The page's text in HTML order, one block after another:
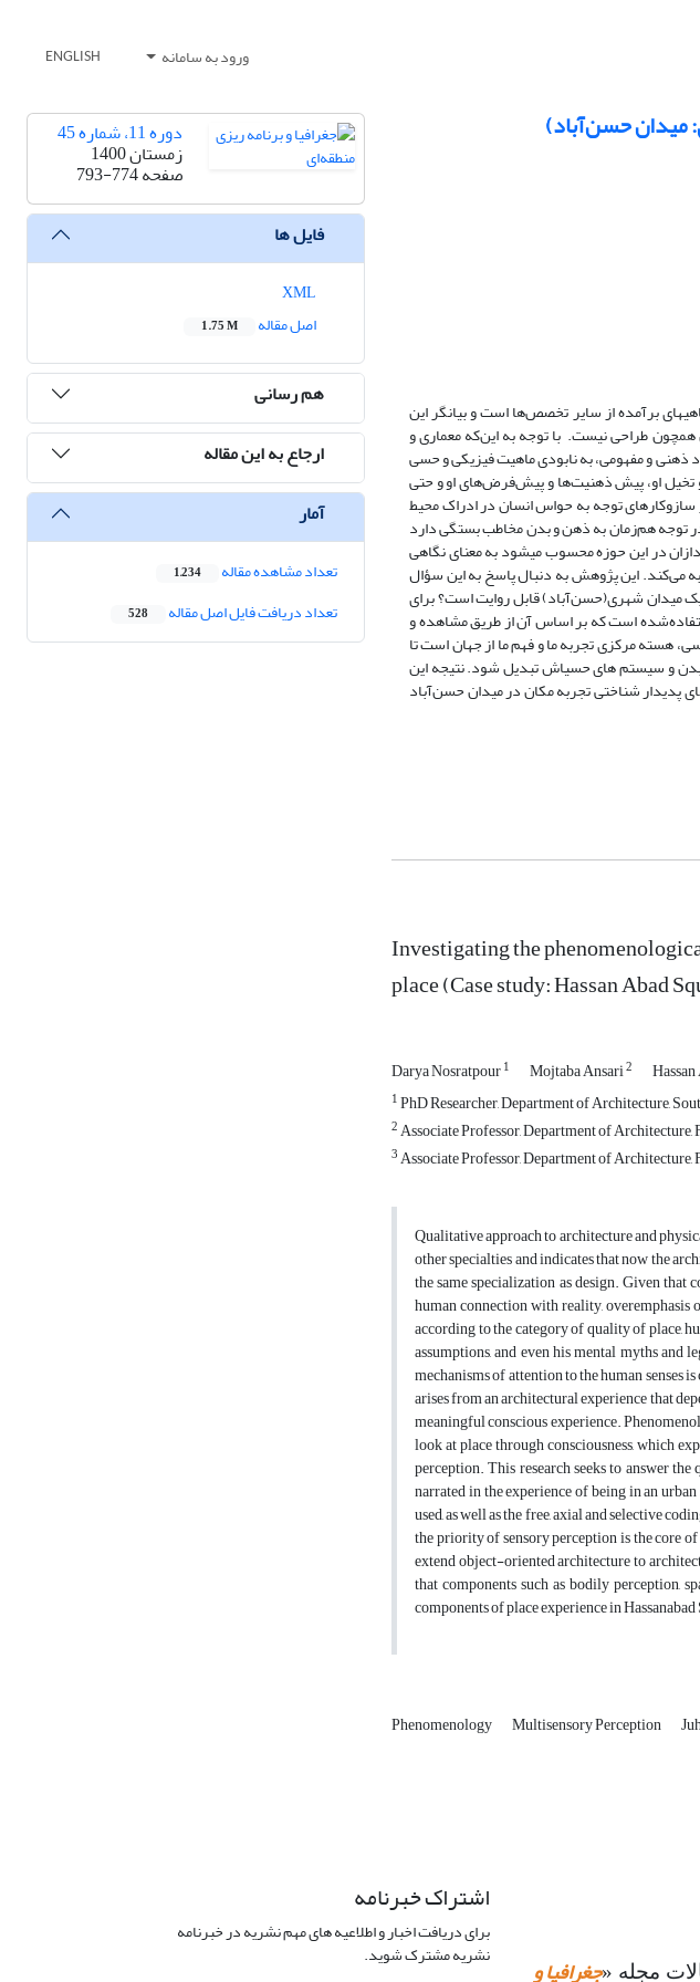
ورود به سامانه ENGLISH
میدان حسن‌آباد)
برآمده از سایر تخصص‌ها است و بیانگر این
طراحی نیست. با توجه به این‌که معماری و
ذهنی و مفهومی، به نابودی ماهیت فیزیکی و حسی
و تخیل او، پیش ذهنیت‌ها و پیش‌فرض‌های او و حتی
توجه به حواس انسان در ادراک محیط
توجه هم‌زمان به ذهن و بدن مخاطب بستگی دارد
در این حوزه محسوب می­شود به معنای نگاهی
می‌کند. این پژوهش به دنبال پاسخ به این سؤال
میدان شهری(حسن‌آباد) قابل روایت است؟ برای
است که بر اساس آن از طریق مشاهده و
ادراک حسی، هسته مرکزی تجربه ما و فهم ما از جهان است تا
بدن و سیستم های حسی­اش تبدیل شود. نتیجه این
پدیدار شناختی تجربه مکان در میدان حسن‌آباد
Investigating the
place (Case study: Hassan Abad
Darya Nosratpour1 Mojtaba Ansari2
1PhD Researcher, Department of Architecture,
2Associate Professor, Department of
3Associate Professor, Department of
Qualitative approach to architecture and
other specialties and indicates that now the
the same specialization as design. Given
human connection with reality, overemphasis
according to the category of quality of place,
assumptions, and even his mental myths
mechanisms of attention to the human
arises from an architectural experience that
meaningful conscious experience.
look at place through consciousness, which
perception. This research seeks to answer
narrated in the experience of being in an
used, as well as the free, axial and selective
the priority of sensory perception is the core
extend object-oriented architecture to
that components such as bodily perception,
components of place experience in
Phenomenology Multisensory Perception
دوره 11، شماره 45
زمستان 1400
صفحه793-774
فایل ها
اصل مقاله
1.75 M
هم رسانی
ارجاع به این مقاله
آمار
تعداد مشاهده مقاله 1,234
تعداد دریافت فایل اصل مقاله 528
مجله «جغرافیا و
اشتراک خبرنامه
برای دریافت اخبار و اطلاعیه های مهم نشریه در خبرنامه
نشریه مشترک شوید.